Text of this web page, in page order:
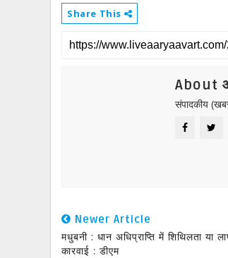
Share This
About
संपादकीय
Newer Article
मधुबनी : धान अधिप्राप्ति में शिथिलता या
कारवाई : डीएम